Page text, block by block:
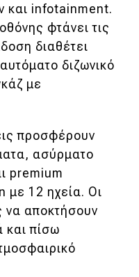
και infotainment.
φτάνει τις
διαθέτει
διζωνικό
με
προσφέρουν
ασύρματο
premium
με 12 ηχεία. Οι
να αποκτήσουν
και πίσω